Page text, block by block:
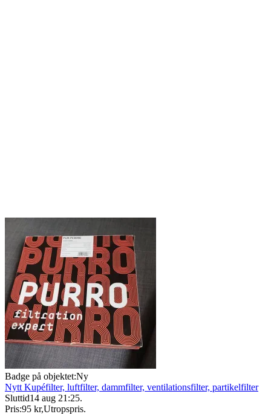
Badge på objektet:Ny
Nytt Kupéfilter, luftfilter, dammfilter, ventilationsfilter, partikelfilter
Sluttid14 aug 21:25.
Pris:95 kr,Utropspris.